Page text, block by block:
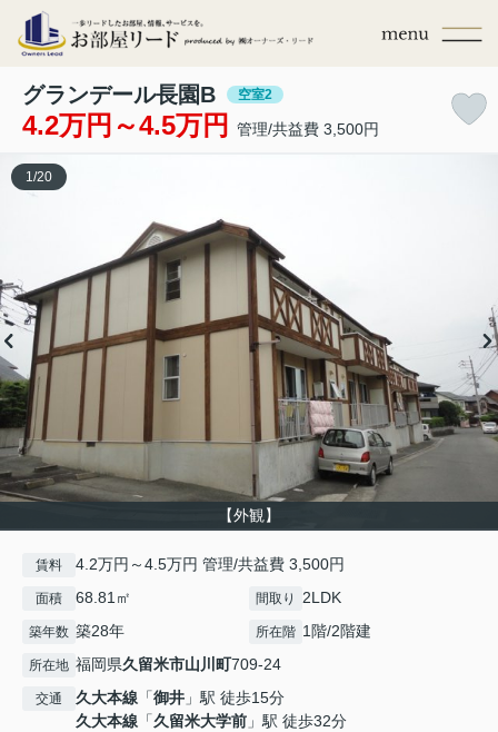
グランデール長園B 空室2
4.2万円～4.5万円 管理/共益費 3,500円
【外観】
1 /20
賃料 4.2万円～4.5万円 管理/共益費 3,500円
面積 68.81㎡ 間取り 2LDK
築年数 築28年 所在階 1階/2階建
所在地 福岡県久留米市山川町709-24
交通 久大本線 「御井 」駅 徒歩15分
久大本線 「久留米大学前 」駅 徒歩32分